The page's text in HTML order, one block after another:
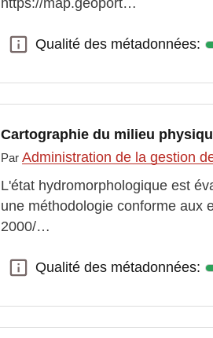
Qualité des métadonnées:
Qualité des métadonnées:
Cartographie du milieu
ParAdministration de la gestion
L'état hydromorphologique est
une méthodologie conforme aux
2000/…
Qualité des métadonnées:
Qualité des métadonnées: